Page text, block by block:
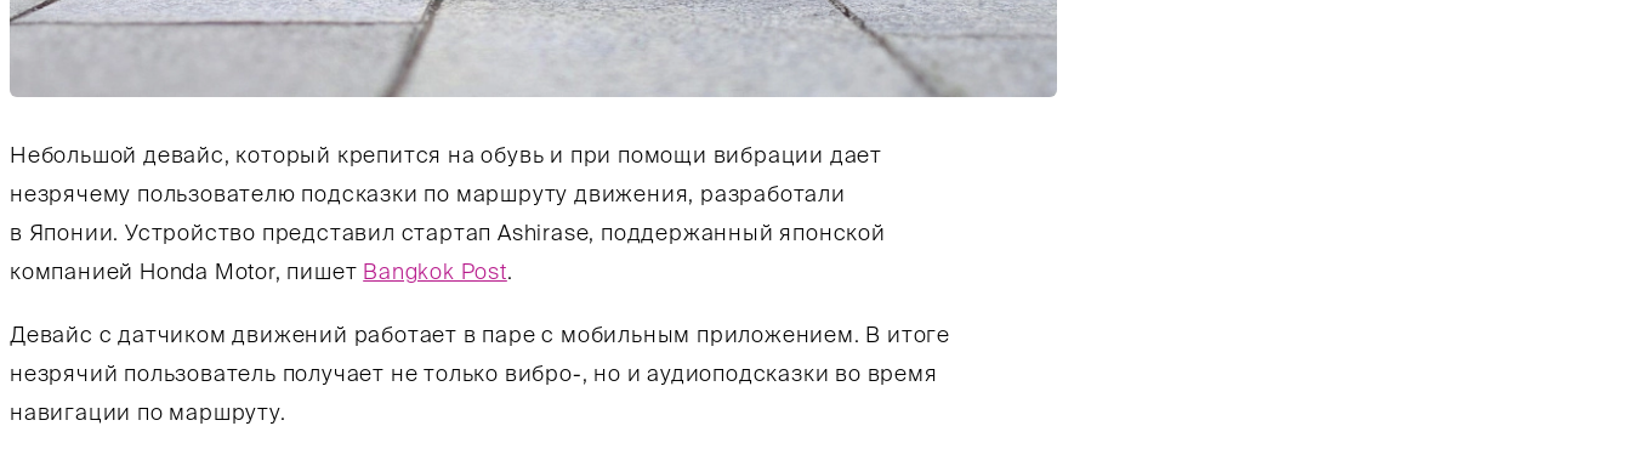
Небольшой девайс, который крепится на обувь и при помощи вибрации дает
незрячему пользователю подсказки по маршруту движения, разработали
в Японии. Устройство представил стартап Ashirase, поддержанный японской
компанией Honda Motor, пишет Bangkok Post.
Девайс с датчиком движений работает в паре с мобильным приложением. В итоге
незрячий пользователь получает не только вибро-, но и аудиоподсказки во время
навигации по маршруту.